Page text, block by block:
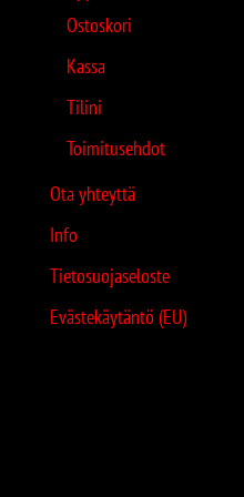
Ostoskori
Kassa
Tilini
Toimitusehdot
Ota yhteyttä
Info
Tietosuojaseloste
Evästekäytäntö (EU)